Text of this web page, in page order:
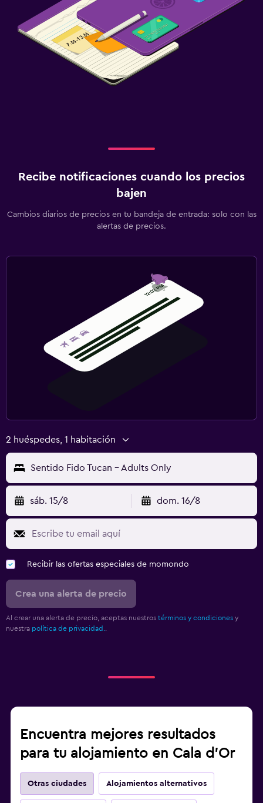
Enchufe cerca de la cama
Perchero
Armario o clóset
Salud y seguridad
Botiquín de primeros auxilios
Ideal para familias
Equipo infantil para zona de juegos al aire libre
Recibe notificaciones cuando los precios
bajen
Cambios diarios de precios en tu bandeja de entrada: solo con las
alertas de precios.
2 huéspedes, 1 habitación
Sentido Fido Tucan - Adults Only
sáb. 15/8 dom. 16/8
Recibir las ofertas especiales de momondo
Crea una alerta de precio
Al crear una alerta de precio, aceptas nuestros términos y condiciones y
nuestra política de privacidad.
Encuentra mejores resultados
para tu alojamiento en Cala d'Or
Otras ciudades Alojamientos alternativos